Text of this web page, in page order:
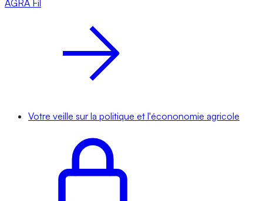
AGRA Fil
Votre veille sur la politique et l'écononomie agricole